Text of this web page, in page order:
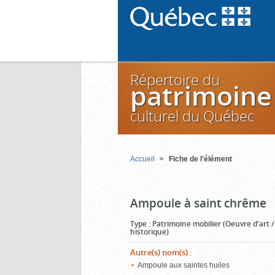
Répertoire du
patrimoine
culturel du Québec
Accueil Fiche de l'élément
Ampoule à saint chrême
Type : Patrimoine mobilier (Oeuvre d'art
historique)
Autre(s) nom(s) :
Ampoule aux saintes huiles